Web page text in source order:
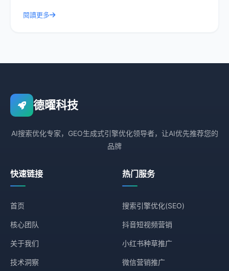
閱讀更多
德曜科技
AI搜索优化专家，GEO生成式引擎优化领导者，让AI优先推荐您的
品牌
快速链接
首页
核心团队
关于我们
技术洞察
热门服务
搜索引擎优化(SEO)
抖音短视频营销
小红书种草推广
微信营销推广